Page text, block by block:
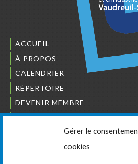
Gérer le
cookies
ACCUEIL
À PROPOS
CALENDRIER
RÉPERTOIRE
DEVENIR MEMBRE
NOUS JOINDRE
L’ORDRE DES BÂTISSEURS